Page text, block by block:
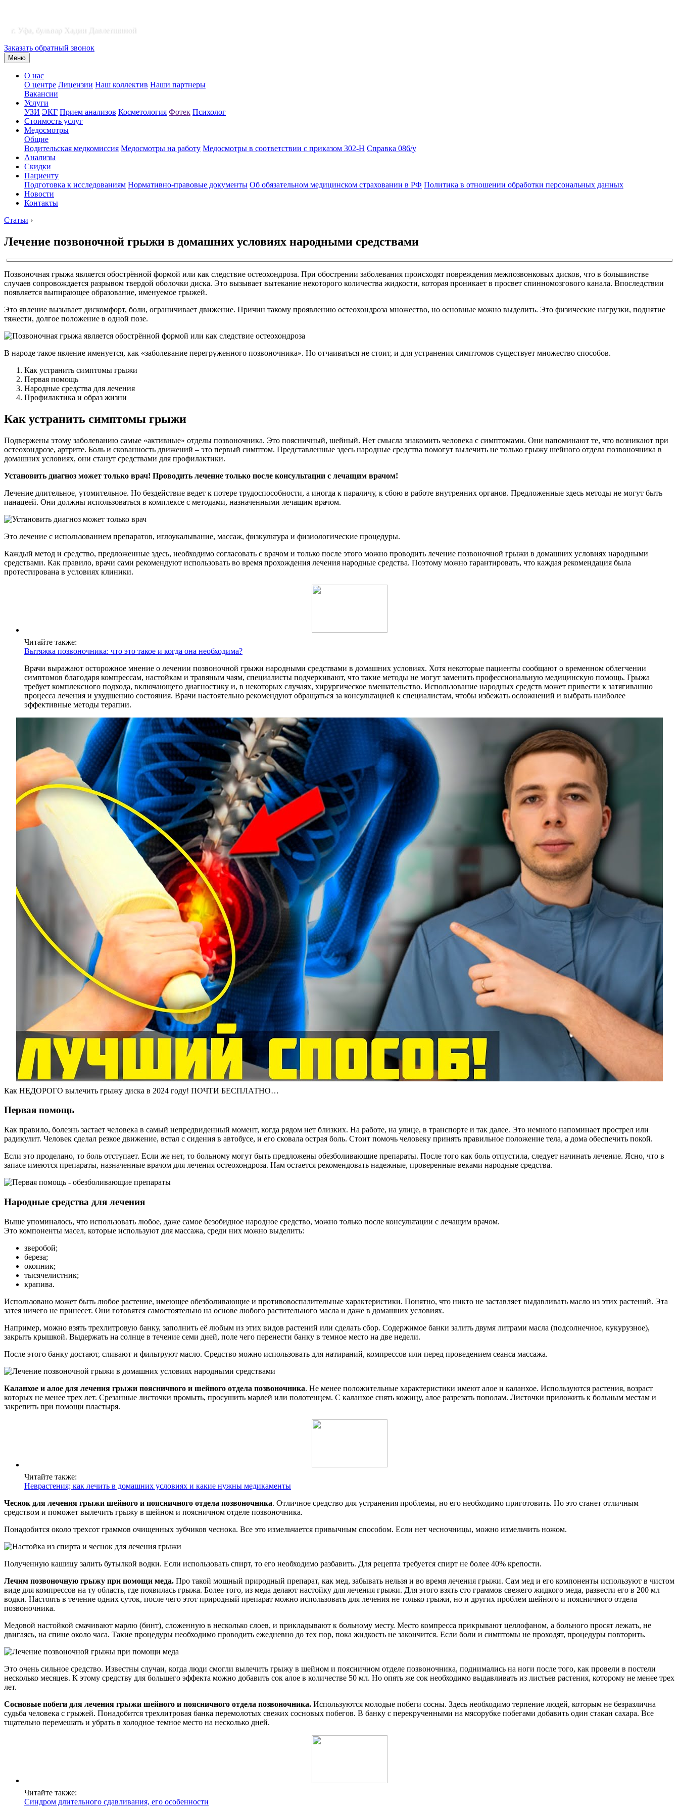
г. Уфа, бульвар Хадии Давлетшиной
Заказать обратный звонок
Меню
О нас
О центре Лицензии Наш коллектив Наши партнеры
Вакансии
Услуги
УЗИ ЭКГ Прием анализов Косметология Фотек Психолог
Стоимость услуг
Медосмотры
Общие
Водительская медкомиссия Медосмотры на работу Медосмотры в соответствии с приказом 302-Н Справка 086/у
Анализы
Скидки
Пациенту
Подготовка к исследованиям Нормативно-правовые документы Об обязательном медицинском страховании в РФ Политика в отношении обработки персональных данных
Новости
Контакты
Статьи ›
Лечение позвоночной грыжи в домашних условиях народными средствами
Позвоночная грыжа является обострённой формой или как следствие остеохондроза. При обострении заболевания происходят повреждения межпозвонковых дисков, что в большинстве
случаев сопровождается разрывом твердой оболочки диска. Это вызывает вытекание некоторого количества жидкости, которая проникает в просвет спинномозгового канала. Впоследствии
появляется выпирающее образование, именуемое грыжей.
Это явление вызывает дискомфорт, боли, ограничивает движение. Причин такому проявлению остеохондроза множество, но основные можно выделить. Это физические нагрузки, поднятие
тяжести, долгое положение в одной позе.
В народе такое явление именуется, как «заболевание перегруженного позвоночника». Но отчаиваться не стоит, и для устранения симптомов существует множество способов.
Как устранить симптомы грыжи
Первая помощь
Народные средства для лечения
Профилактика и образ жизни
Как устранить симптомы грыжи
Подвержены этому заболеванию самые «активные» отделы позвоночника. Это поясничный, шейный. Нет смысла знакомить человека с симптомами. Они напоминают те, что возникают при
остеохондрозе, артрите. Боль и скованность движений – это первый симптом. Представленные здесь народные средства помогут вылечить не только грыжу шейного отдела позвоночника в
домашних условиях, они станут средствами для профилактики.
Установить диагноз может только врач! Проводить лечение только после консультации с лечащим врачом!
Лечение длительное, утомительное. Но бездействие ведет к потере трудоспособности, а иногда к параличу, к сбою в работе внутренних органов. Предложенные здесь методы не могут быть
панацеей. Они должны использоваться в комплексе с методами, назначенными лечащим врачом.
Это лечение с использованием препаратов, иглоукалывание, массаж, физкультура и физиологические процедуры.
Каждый метод и средство, предложенные здесь, необходимо согласовать с врачом и только после этого можно проводить лечение позвоночной грыжи в домашних условиях народными
средствами. Как правило, врачи сами рекомендуют использовать во время прохождения лечения народные средства. Поэтому можно гарантировать, что каждая рекомендация была
протестирована в условиях клиники.
Читайте также:
Вытяжка позвоночника: что это такое и когда она необходима?
Врачи выражают осторожное мнение о лечении позвоночной грыжи народными средствами в домашних условиях. Хотя некоторые пациенты сообщают о временном облегчении
симптомов благодаря компрессам, настойкам и травяным чаям, специалисты подчеркивают, что такие методы не могут заменить профессиональную медицинскую помощь. Грыжа
требует комплексного подхода, включающего диагностику и, в некоторых случаях, хирургическое вмешательство. Использование народных средств может привести к затягиванию
процесса лечения и ухудшению состояния. Врачи настоятельно рекомендуют обращаться за консультацией к специалистам, чтобы избежать осложнений и выбрать наиболее
эффективные методы терапии.
Как НЕДОРОГО вылечить грыжу диска в 2024 году! ПОЧТИ БЕСПЛАТНО…
Первая помощь
Как правило, болезнь застает человека в самый непредвиденный момент, когда рядом нет близких. На работе, на улице, в транспорте и так далее. Это немного напоминает прострел или
радикулит. Человек сделал резкое движение, встал с сидения в автобусе, и его сковала острая боль. Стоит помочь человеку принять правильное положение тела, а дома обеспечить покой.
Если это проделано, то боль отступает. Если же нет, то больному могут быть предложены обезболивающие препараты. После того как боль отпустила, следует начинать лечение. Ясно, что в
запасе имеются препараты, назначенные врачом для лечения остеохондроза. Нам остается рекомендовать надежные, проверенные веками народные средства.
Народные средства для лечения
Выше упоминалось, что использовать любое, даже самое безобидное народное средство, можно только после консультации с лечащим врачом.
Это компоненты масел, которые используют для массажа, среди них можно выделить:
зверобой;
береза;
окопник;
тысячелистник;
крапива.
Использовано может быть любое растение, имеющее обезболивающие и противовоспалительные характеристики. Понятно, что никто не заставляет выдавливать масло из этих растений. Эта
затея ничего не принесет. Они готовятся самостоятельно на основе любого растительного масла и даже в домашних условиях.
Например, можно взять трехлитровую банку, заполнить её любым из этих видов растений или сделать сбор. Содержимое банки залить двумя литрами масла (подсолнечное, кукурузное),
закрыть крышкой. Выдержать на солнце в течение семи дней, поле чего перенести банку в темное место на две недели.
После этого банку достают, сливают и фильтруют масло. Средство можно использовать для натираний, компрессов или перед проведением сеанса массажа.
Каланхое и алое для лечения грыжи поясничного и шейного отдела позвоночника. Не менее положительные характеристики имеют алое и каланхое. Используются растения, возраст
которых не менее трех лет. Срезанные листочки промыть, просушить марлей или полотенцем. С каланхое снять кожицу, алое разрезать пополам. Листочки приложить к больным местам и
закрепить при помощи пластыря.
Читайте также:
Неврастения; как лечить в домашних условиях и какие нужны медикаменты
Чеснок для лечения грыжи шейного и поясничного отдела позвоночника. Отличное средство для устранения проблемы, но его необходимо приготовить. Но это станет отличным
средством и поможет вылечить грыжу в шейном и поясничном отделе позвоночника.
Понадобится около трехсот граммов очищенных зубчиков чеснока. Все это измельчается привычным способом. Если нет чесночницы, можно измельчить ножом.
Полученную кашицу залить бутылкой водки. Если использовать спирт, то его необходимо разбавить. Для рецепта требуется спирт не более 40% крепости.
Лечим позвоночную грыжу при помощи меда. Про такой мощный природный препарат, как мед, забывать нельзя и во время лечения грыжи. Сам мед и его компоненты используют в чистом
виде для компрессов на ту область, где появилась грыжа. Более того, из меда делают настойку для лечения грыжи. Для этого взять сто граммов свежего жидкого меда, развести его в 200 мл
водки. Настоять в течение одних суток, после чего этот природный препарат можно использовать для лечения не только грыжи, но и других проблем шейного и поясничного отдела
позвоночника.
Медовой настойкой смачивают марлю (бинт), сложенную в несколько слоев, и прикладывают к больному месту. Место компресса прикрывают целлофаном, а больного просят лежать, не
двигаясь, на спине около часа. Такие процедуры необходимо проводить ежедневно до тех пор, пока жидкость не закончится. Если боли и симптомы не проходят, процедуры повторить.
Это очень сильное средство. Известны случаи, когда люди смогли вылечить грыжу в шейном и поясничном отделе позвоночника, поднимались на ноги после того, как провели в постели
несколько месяцев. К этому средству для большего эффекта можно добавить сок алое в количестве 50 мл. Но опять же сок необходимо выдавливать из листьев растения, которому не менее трех
лет.
Сосновые побеги для лечения грыжи шейного и поясничного отдела позвоночника. Используются молодые побеги сосны. Здесь необходимо терпение людей, которым не безразлична
судьба человека с грыжей. Понадобится трехлитровая банка перемолотых свежих сосновых побегов. В банку с перекрученными на мясорубке побегами добавить один стакан сахара. Все
тщательно перемешать и убрать в холодное темное место на несколько дней.
Читайте также:
Синдром длительного сдавливания, его особенности